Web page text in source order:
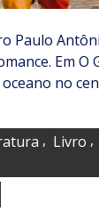
Paulo
Em O
no
, Livro ,